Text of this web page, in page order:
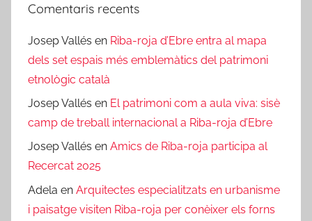
Comentaris recents
Josep Vallés en Riba-roja d’Ebre entra al mapa
dels set espais més emblemàtics del patrimoni
etnològic català
Josep Vallés en El patrimoni com a aula viva: sisè
camp de treball internacional a Riba-roja d’Ebre
Josep Vallés en Amics de Riba-roja participa al
Recercat 2025
Adela en Arquitectes especialitzats en urbanisme
i paisatge visiten Riba-roja per conèixer els forns